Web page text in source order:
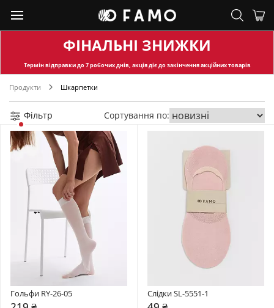
ФІНАЛЬНІ ЗНИЖКИ
Термін відправкидо 7 робочих днів, акція діє до закінчення акційних товарів
Продукти Шкарпетки
Фільтр Сортування по:
Гольфи RY-26-05 Слідки SL-5551-1